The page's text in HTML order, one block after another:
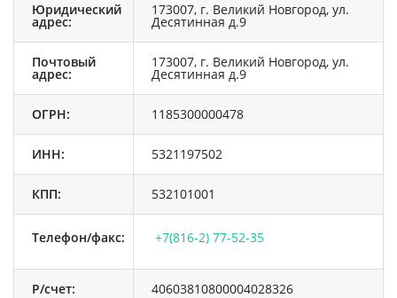
Юридический
адрес:
173007, г. Великий Новгород, ул.
Десятинная д.9
Почтовый
адрес:
173007, г. Великий Новгород, ул.
Десятинная д.9
ОГРН: 1185300000478
ИНН: 5321197502
КПП: 532101001
Телефон/факс: +7(816-2) 77-52-35
Р/счет: 40603810800004028326